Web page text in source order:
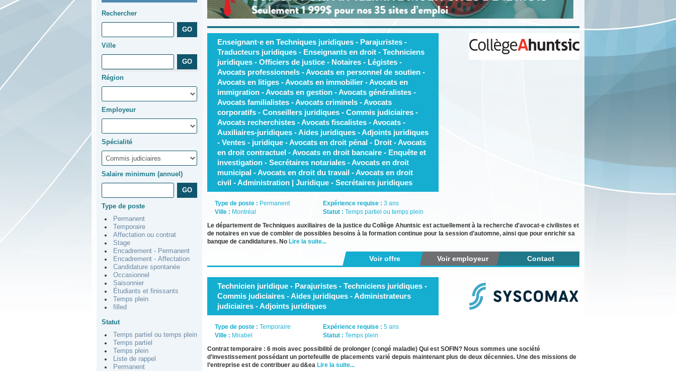
Rechercher
Ville
Région
Employeur
Spécialité
Salaire minimum (annuel)
Type de poste
Permanent
Temporaire
Affectation ou contrat
Stage
Encadrement - Permanent
Encadrement - Affectation
Candidature spontanée
Occasionnel
Saisonnier
Étudiants et finissants
Temps plein
filled
Statut
Temps partiel ou temps plein
Temps partiel
Temps plein
Liste de rappel
Permanent
Enseignant·e en Techniques juridiques - Parajuristes -
Traducteurs juridiques - Enseignants en droit - Techniciens
juridiques - Officiers de justice - Notaires - Légistes -
Avocats professionnels - Avocats en personnel de soutien -
Avocats en litiges - Avocats en immobilier - Avocats en
immigration - Avocats en gestion - Avocats généralistes -
Avocats familialistes - Avocats criminels - Avocats
corporatifs - Conseillers juridiques - Commis judiciaires -
Avocats recherchistes - Avocats fiscalistes - Avocats -
Auxiliaires-juridiques - Aides juridiques - Adjoints juridiques
- Ventes - juridique - Avocats en droit pénal - Droit - Avocats
en droit contractuel - Avocats en droit bancaire - Enquête et
investigation - Secrétaires notariales - Avocats en droit
municipal - Avocats en droit du travail - Avocats en droit
civil - Administration | Juridique - Secrétaires juridiques
Type de poste : Permanent
Ville : Montréal
Expérience requise : 3 ans
Statut : Temps partiel ou temps plein
Le département de Techniques auxiliaires de la justice du Collège Ahuntsic est actuellement à la recherche d'avocat·e civilistes et
de notaires en vue de combler de possibles besoins à la formation continue pour la session d’automne, ainsi que pour enrichir sa
banque de candidatures. No Lire la suite...
Voir offre Voir employeur Contact
Technicien juridique - Parajuristes - Techniciens juridiques -
Commis judiciaires - Aides juridiques - Administrateurs
judiciaires - Adjoints juridiques
Type de poste : Temporaire
Ville : Mirabel
Expérience requise : 5 ans
Statut : Temps plein
Contrat temporaire : 6 mois avec possibilité de prolonger (congé maladie) Qui est SOFIN? Nous sommes une société
d’investissement possédant un portefeuille de placements varié depuis maintenant plus de deux décennies. Une des missions de
l’entreprise est de contribuer au d&ea Lire la suite...